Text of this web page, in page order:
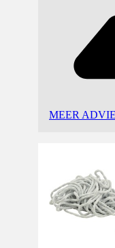
MEER